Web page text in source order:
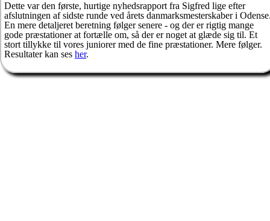
Dette var den første, hurtige nyhedsrapport fra Sigfred lige efter
afslutningen af sidste runde ved årets danmarksmesterskaber i
En mere detaljeret beretning følger senere - og der er rigtig mange
gode præstationer at fortælle om, så der er noget at glæde sig til. Et
stort tillykke til vores juniorer med de fine præstationer. Mere følger.
Resultater kan ses her.